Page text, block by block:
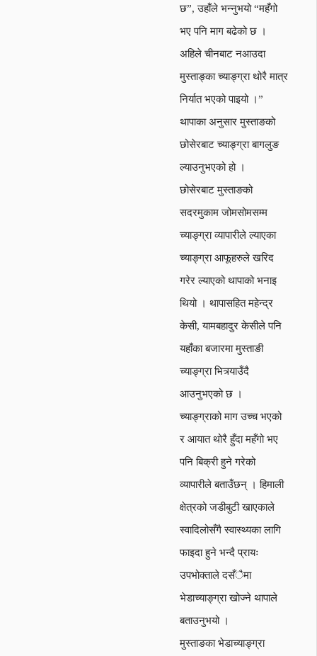
छ”, उहाँले भन्नुभयो “महँगो
भए पनि माग बढेको छ ।
अहिले चीनबाट नआउदा
मुस्ताङ्का च्याङ्ग्रा थोरै मात्र
निर्यात भएको पाइयो ।”
थापाका अनुसार मुस्ताङको
छोसेरबाट च्याङ्ग्रा बागलुङ
ल्याउनुभएको हो ।
छोसेरबाट मुस्ताङको
सदरमुकाम जोमसोमसम्म
च्याङ्ग्रा व्यापारीले ल्याएका
च्याङ्ग्रा आफूहरुले खरिद
गरेर ल्याएको थापाको भनाइ
थियो । थापासहित महेन्द्र
केसी, यामबहादुर केसीले पनि
यहाँका बजारमा मुस्ताङी
च्याङ्ग्रा भित्र्याउँदै
आउनुभएको छ ।
च्याङ्ग्राको माग उच्च भएको
र आयात थोरै हुँदा महँगो भए
पनि बिक्री हुने गरेको
व्यापारीले बताउँछन् । हिमाली
क्षेत्रको जडीबुटी खाएकाले
स्वादिलोसँगै स्वास्थ्यका लागि
फाइदा हुने भन्दै प्रायः
उपभोक्ताले दसँैमा
भेडाच्याङ्ग्रा खोज्ने थापाले
बताउनुभयो ।
मुस्ताङका भेडाच्याङ्ग्रा